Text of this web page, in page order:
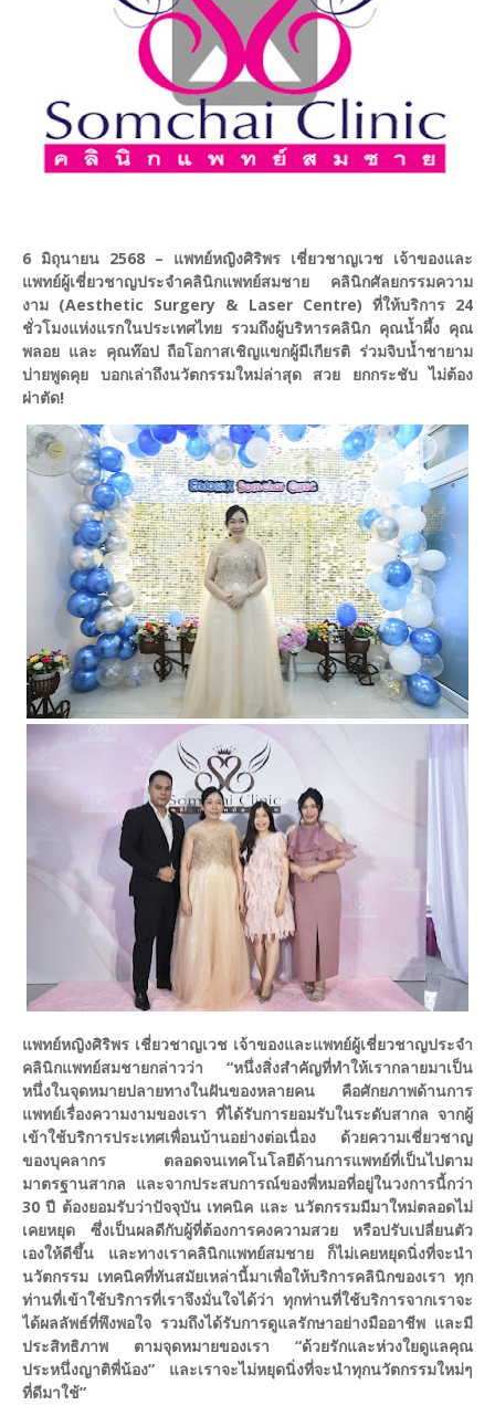
6 มิถุนายน 2568 – แพทย์หญิงศิริพร เชี่ยวชาญเวช เจ้าของและ
แพทย์ผู้เชี่ยวชาญประจำคลินิกแพทย์สมชาย คลินิกศัลยกรรมความ
งาม (Aesthetic Surgery & Laser Centre) ที่ให้บริการ 24
ชั่วโมงแห่งแรกในประเทศไทย รวมถึงผู้บริหารคลินิก คุณน้ำผึ้ง คุณ
พลอย และ คุณท๊อป ถือโอกาสเชิญแขกผู้มีเกียรติ ร่วมจิบน้ำชายาม
บ่ายพูดคุย บอกเล่าถึงนวัตกรรมใหม่ล่าสุด สวย ยกกระชับ ไม่ต้อง
ผ่าตัด!
แพทย์หญิงศิริพร เชี่ยวชาญเวช เจ้าของและแพทย์ผู้เชี่ยวชาญประจำ
คลินิกแพทย์สมชายกล่าวว่า “หนึ่งสิ่งสำคัญที่ทำให้เรากลายมาเป็น
หนึ่งในจุดหมายปลายทางในฝันของหลายคน คือศักยภาพด้านการ
แพทย์เรื่องความงามของเรา ที่ได้รับการยอมรับในระดับสากล จากผู้
เข้าใช้บริการประเทศเพื่อนบ้านอย่างต่อเนื่อง ด้วยความเชี่ยวชาญ
ของบุคลากร ตลอดจนเทคโนโลยีด้านการแพทย์ที่เป็นไปตาม
มาตรฐานสากล และจากประสบการณ์ของพี่หมอที่อยู่ในวงการนี้กว่า
30 ปี ต้องยอมรับว่าปัจจุบัน เทคนิค และ นวัตกรรมมีมาใหม่ตลอดไม่
เคยหยุด ซึ่งเป็นผลดีกับผู้ที่ต้องการคงความสวย หรือปรับเปลี่ยนตัว
เองให้ดีขึ้น และทางเราคลินิกแพทย์สมชาย ก็ไม่เคยหยุดนิ่งที่จะนำ
นวัตกรรม เทคนิคที่ทันสมัยเหล่านี้มาเพื่อให้บริการคลินิกของเรา ทุก
ท่านที่เข้าใช้บริการที่เราจึงมั่นใจได้ว่า ทุกท่านที่ใช้บริการจากเราจะ
ได้ผลลัพธ์ที่พึงพอใจ รวมถึงได้รับการดูแลรักษาอย่างมืออาชีพ และมี
ประสิทธิภาพ ตามจุดหมายของเรา “ด้วยรักและห่วงใยดูแลคุณ
ประหนึ่งญาติพี่น้อง” และเราจะไม่หยุดนิ่งที่จะนำทุกนวัตกรรมใหม่ๆ
ที่ดีมาใช้”